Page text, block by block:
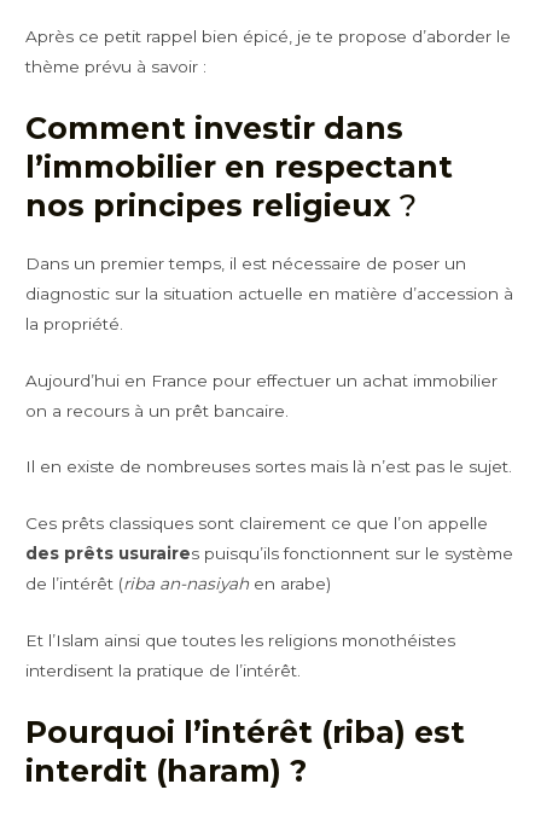
Après ce petit rappel bien épicé, je te propose d’aborder le
thème prévu à savoir :
Comment investir dans
l’immobilier en respectant
nos principes religieux ?
Dans un premier temps, il est nécessaire de poser un
diagnostic sur la situation actuelle en matière d’accession à
la propriété.
Aujourd’hui en France pour effectuer un achat immobilier
on a recours à un prêt bancaire.
Il en existe de nombreuses sortes mais là n’est pas le sujet.
Ces prêts classiques sont clairement ce que l’on appelle
des prêts usuraires puisqu’ils fonctionnent sur le système
de l’intérêt (riba an-nasiyah en arabe)
Et l’Islam ainsi que toutes les religions monothéistes
interdisent la pratique de l’intérêt.
Pourquoi l’intérêt (riba) est
interdit (haram) ?